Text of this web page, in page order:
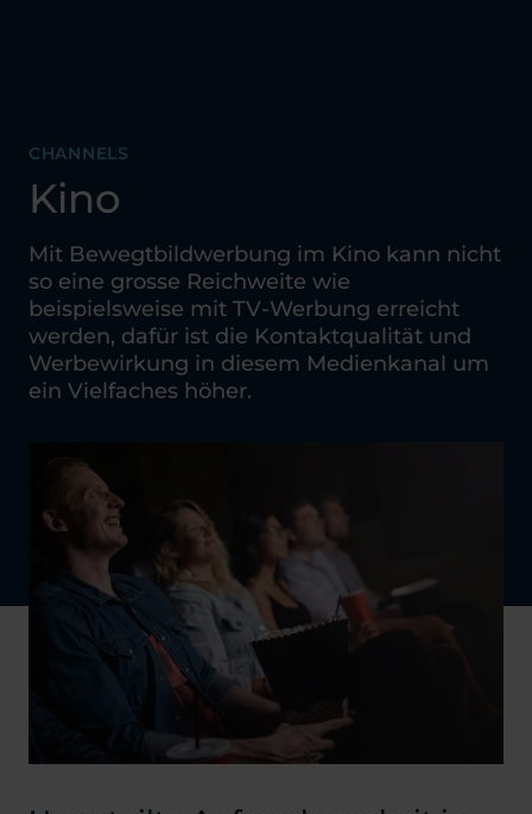
CHANNELS
Kino
Mit Bewegtbildwerbung im Kino kann nicht
so eine grosse Reichweite wie
beispielsweise mit TV-Werbung erreicht
werden, dafür ist die Kontaktqualität und
Werbewirkung in diesem Medienkanal um
ein Vielfaches höher.